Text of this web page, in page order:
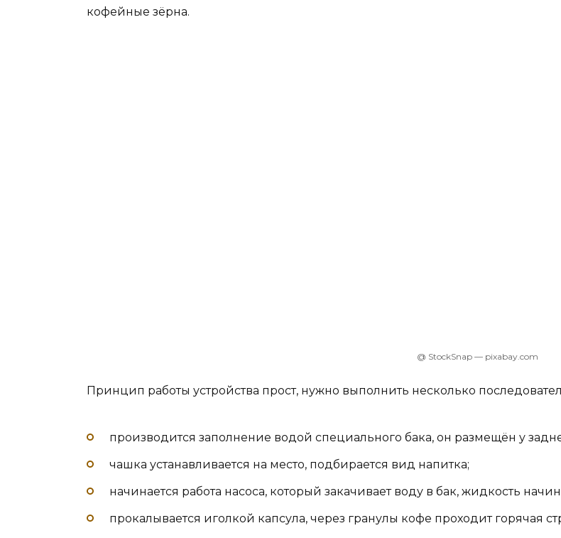
кофейные зёрна.
@ StockSnap — pixabay.com
Принцип работы устройства прост, нужно выполнить несколько
производится заполнение водой специального бака, он размещён у
чашка устанавливается на место, подбирается вид напитка;
начинается работа насоса, который закачивает воду в бак, жидкость
прокалывается иголкой капсула, через гранулы кофе проходит горячая